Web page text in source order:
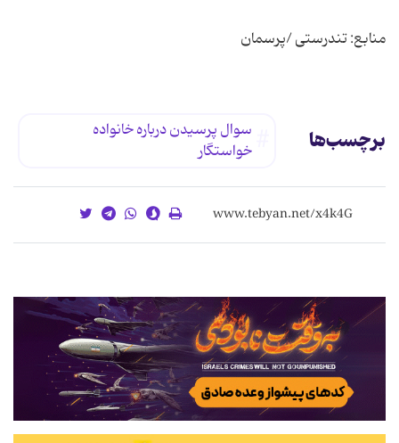
منابع: تندرستی /پرسمان
برچسب‌ها
سوال پرسیدن درباره خانواده
خواستگار